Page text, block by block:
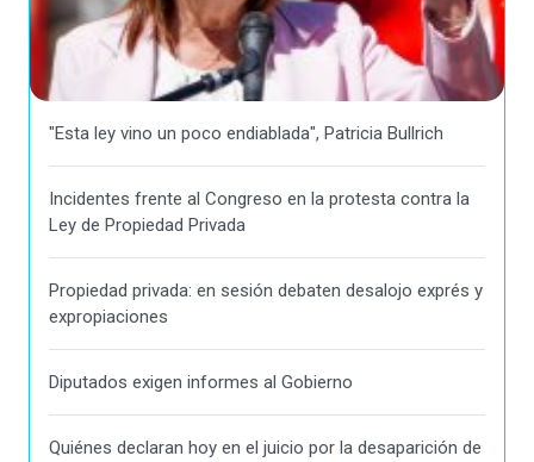
"Esta ley vino un poco endiablada", Patricia Bullrich
Incidentes frente al Congreso en la protesta contra la
Ley de Propiedad Privada
Propiedad privada: en sesión debaten desalojo exprés y
expropiaciones
Diputados exigen informes al Gobierno
Quiénes declaran hoy en el juicio por la desaparición de